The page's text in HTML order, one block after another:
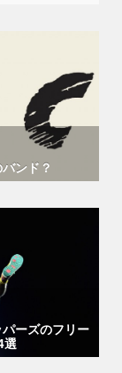
ンド？
ーズのフリー
選